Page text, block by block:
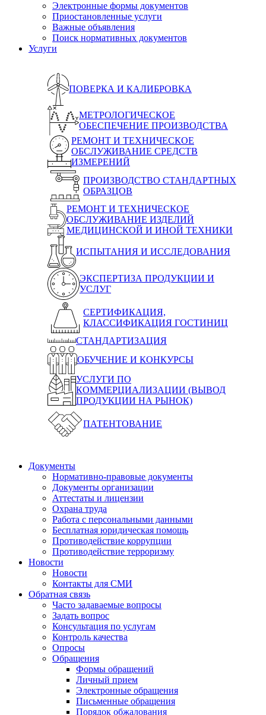
Электронные формы документов
Приостановленные услуги
Важные объявления
Поиск нормативных документов
Услуги
ПОВЕРКА И КАЛИБРОВКА
МЕТРОЛОГИЧЕСКОЕ
ОБЕСПЕЧЕНИЕ ПРОИЗВОДСТВА
РЕМОНТ И ТЕХНИЧЕСКОЕ
ОБСЛУЖИВАНИЕ СРЕДСТВ
ИЗМЕРЕНИЙ
ПРОИЗВОДСТВО СТАНДАРТНЫХ
ОБРАЗЦОВ
РЕМОНТ И ТЕХНИЧЕСКОЕ
ОБСЛУЖИВАНИЕ ИЗДЕЛИЙ
МЕДИЦИНСКОЙ И ИНОЙ ТЕХНИКИ
ИСПЫТАНИЯ И ИССЛЕДОВАНИЯ
ЭКСПЕРТИЗА ПРОДУКЦИИ И
УСЛУГ
СЕРТИФИКАЦИЯ,
КЛАССИФИКАЦИЯ ГОСТИНИЦ
СТАНДАРТИЗАЦИЯ
ОБУЧЕНИЕ И КОНКУРСЫ
УСЛУГИ ПО
КОММЕРЦИАЛИЗАЦИИ (ВЫВОД
ПРОДУКЦИИ НА РЫНОК)
ПАТЕНТОВАНИЕ
Документы
Нормативно-правовые документы
Документы организации
Аттестаты и лицензии
Охрана труда
Работа с персональными данными
Бесплатная юридическая помощь
Противодействие коррупции
Противодействие терроризму
Новости
Новости
Контакты для СМИ
Обратная связь
Часто задаваемые вопросы
Задать вопрос
Консультация по услугам
Контроль качества
Опросы
Обращения
Формы обращений
Личный прием
Электронные обращения
Письменные обращения
Порядок обжалования